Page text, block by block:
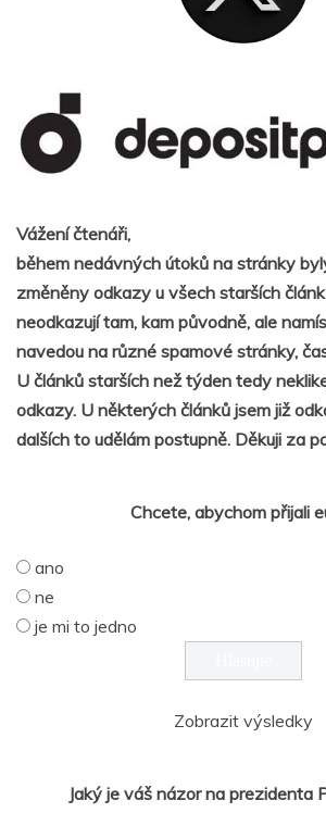
Vážení čtenáři,
během nedávných útoků na stránky
změněny odkazy u všech starších
neodkazují tam, kam původně, ale
navedou na různé spamové stránky,
U článků starších než týden tedy
odkazy. U některých článků jsem již
dalších to udělám postupně. Děkuji za
Chcete, abychom přijali
ano
ne
je mi to jedno
Zobrazit výsledky
Jaký je váš názor na prezidenta